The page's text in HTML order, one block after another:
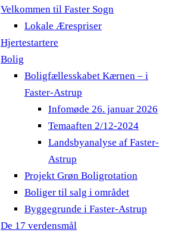
Velkommen til Faster Sogn
Lokale Ærespriser
Hjertestartere
Bolig
Boligfællesskabet Kærnen – i
Faster-Astrup
Infomøde 26. januar 2026
Temaaften 2/12-2024
Landsbyanalyse af Faster-
Astrup
Projekt Grøn Boligrotation
Boliger til salg i området
Byggegrunde i Faster-Astrup
De 17 verdensmål